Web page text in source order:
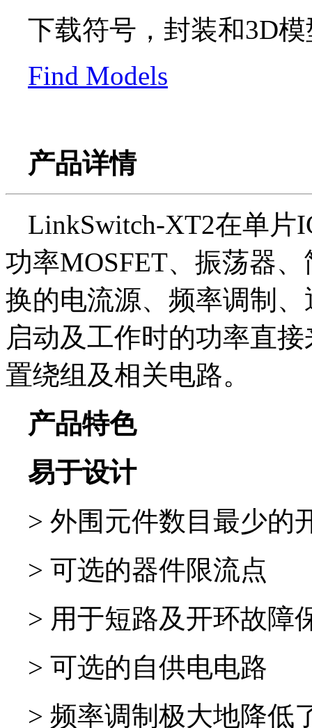
下载符号，封装和3D
Find Models
产品详情
LinkSwitch-XT2在单片
功率MOSFET、振荡器
换的电流源、频率调制
启动及工作时的功率直
置绕组及相关电路。
产品特色
易于设计
> 外围元件数目最少的
> 可选的器件限流点
> 用于短路及开环故障
> 可选的自供电电路
> 频率调制极大地降低